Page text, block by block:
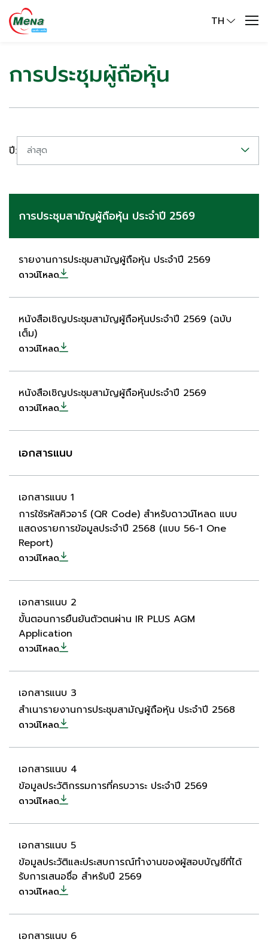
TH
การประชุมผู้ถือหุ้น
ปี: ล่าสุด
การประชุมสามัญผู้ถือหุ้น ประจำปี 2569
รายงานการประชุมสามัญผู้ถือหุ้น ประจำปี 2569
ดาวน์โหลด
หนังสือเชิญประชุมสามัญผู้ถือหุ้นประจำปี 2569 (ฉบับ
เต็ม)
ดาวน์โหลด
หนังสือเชิญประชุมสามัญผู้ถือหุ้นประจำปี 2569
ดาวน์โหลด
เอกสารแนบ
เอกสารแนบ 1
การใช้รหัสคิวอาร์ (QR Code) สำหรับดาวน์โหลด แบบ
แสดงรายการข้อมูลประจำปี 2568 (แบบ 56-1 One
Report)
ดาวน์โหลด
เอกสารแนบ 2
ขั้นตอนการยืนยันตัวตนผ่าน IR PLUS AGM
Application
ดาวน์โหลด
เอกสารแนบ 3
สำเนารายงานการประชุมสามัญผู้ถือหุ้น ประจำปี 2568
ดาวน์โหลด
เอกสารแนบ 4
ข้อมูลประวัติกรรมการที่ครบวาระ ประจำปี 2569
ดาวน์โหลด
เอกสารแนบ 5
ข้อมูลประวัติและประสบการณ์ทำงานของผู้สอบบัญชีที่ได้
รับการเสนอชื่อ สำหรับปี 2569
ดาวน์โหลด
เอกสารแนบ 6